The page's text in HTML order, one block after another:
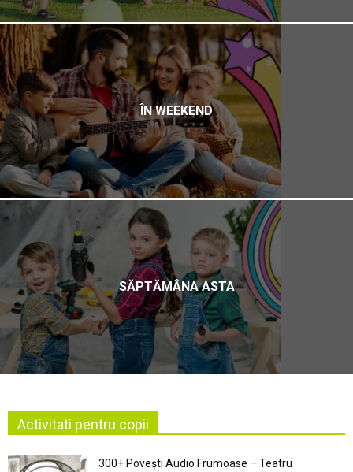
ÎN WEEKEND
SĂPTĂMÂNA ASTA
Activitati pentru copii
300+ Povești Audio Frumoase – Teatru